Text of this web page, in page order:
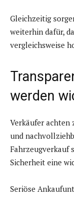
Gleichzeitig
weiterhin dafür,
vergleichsweise
werden
Verkäufer achten
und
Fahrzeugverkauf
Sicherheit eine
Seriöse